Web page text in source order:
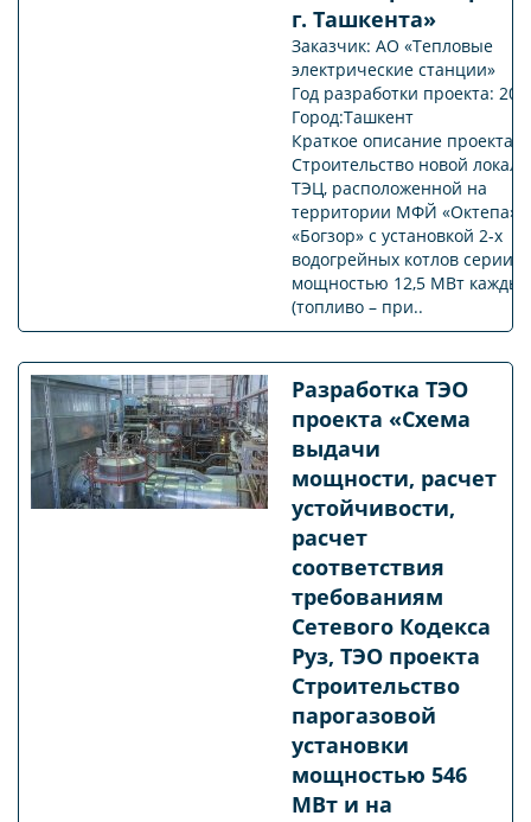
г. Ташкента»
Заказчик: АО «Тепловые
электрические станции»
Год разработки проекта:
Город:Ташкент
Краткое описание проекта:
Строительство новой
ТЭЦ, расположенной на
территории МФЙ «Октепа»
«Богзор» с установкой 2-х
водогрейных котлов серии
мощностью 12,5 МВт каждый
(топливо – при..
Разработка ТЭО
проекта «Схема
выдачи
мощности, расчет
устойчивости,
расчет
соответствия
требованиям
Сетевого Кодекса
Руз, ТЭО проекта
Строительство
парогазовой
установки
мощностью 546
МВт и на